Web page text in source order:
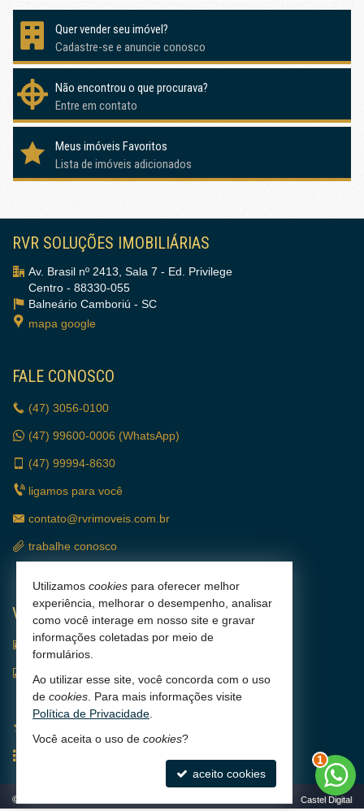
Quer vender seu imóvel?
Cadastre-se e anuncie conosco
Não encontrou o que procurava?
Entre em contato
Meus imóveis Favoritos
Lista de imóveis adicionados
RVR SOLUÇÕES IMOBILIÁRIAS
Av. Brasil nº 2413, Sala 7 - Ed. Privilege
Centro - 88330-055
Balneário Camboriú - SC
mapa google
FALE CONOSCO
(47) 3056-0100
(47) 99600-0006 (WhatsApp)
(47) 99994-8630
ligamos para você
contato@rvrimoveis.com.br
trabalhe conosco
VEJA MAIS
receba nosso newsletter
indicadores financeiros
cadastre seu imóvel
© Castel Digital
Utilizamos cookies para oferecer melhor
experiência, melhorar o desempenho, analisar
como você interage em nosso site e gravar
informações coletadas por meio de
formulários.
Ao utilizar esse site, você concorda com o uso
de cookies . Para mais informações visite
Política de Privacidade
Você aceita o uso de cookies?
aceito cookies